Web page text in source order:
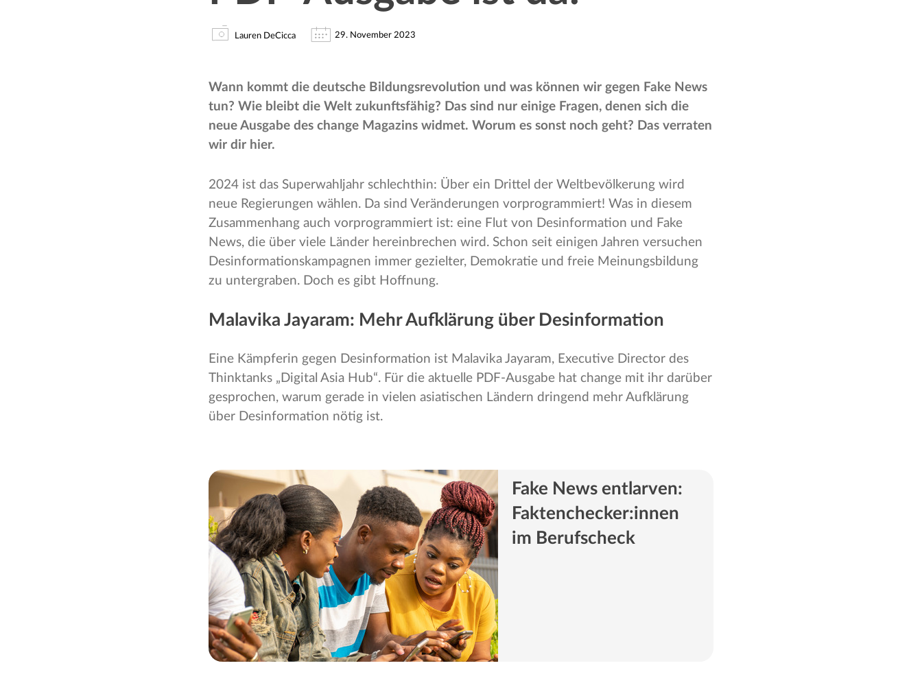
Lauren DeCicca 29. November 2023
Wann kommt die deutsche Bildungsrevolution und was können wir gegen Fake News
tun? Wie bleibt die Welt zukunftsfähig? Das sind nur einige Fragen, denen sich die
neue Ausgabe des change Magazins widmet. Worum es sonst noch geht? Das verraten
wir dir hier.
2024 ist das Superwahljahr schlechthin: Über ein Drittel der Weltbevölkerung wird
neue Regierungen wählen. Da sind Veränderungen vorprogrammiert! Was in diesem
Zusammenhang auch vorprogrammiert ist: eine Flut von Desinformation und Fake
News, die über viele Länder hereinbrechen wird. Schon seit einigen Jahren versuchen
Desinformationskampagnen immer gezielter, Demokratie und freie Meinungsbildung
zu untergraben. Doch es gibt Hoffnung.
Malavika Jayaram: Mehr Aufklärung über Desinformation
Eine Kämpferin gegen Desinformation ist Malavika Jayaram, Executive Director des
Thinktanks „Digital Asia Hub“. Für die aktuelle PDF-Ausgabe hat change mit ihr darüber
gesprochen, warum gerade in vielen asiatischen Ländern dringend mehr Aufklärung
über Desinformation nötig ist.
Fake News entlarven:
Faktenchecker:innen
im Berufscheck